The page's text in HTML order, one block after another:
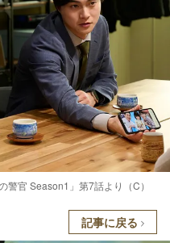
警官 Season1」第7話より（C）
記事に戻る